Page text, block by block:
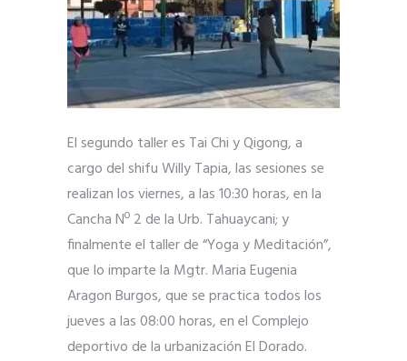
El segundo taller es Tai Chi y Qigong, a
cargo del shifu Willy Tapia, las sesiones se
realizan los viernes, a las 10:30 horas, en la
Cancha Nº 2 de la Urb. Tahuaycani; y
finalmente el taller de “Yoga y Meditación”,
que lo imparte la Mgtr. Maria Eugenia
Aragon Burgos, que se practica todos los
jueves a las 08:00 horas, en el Complejo
deportivo de la urbanización El Dorado.